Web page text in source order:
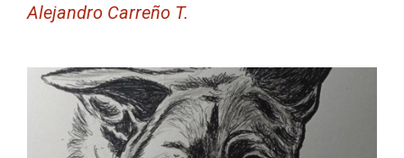
Alejandro Carreño T.